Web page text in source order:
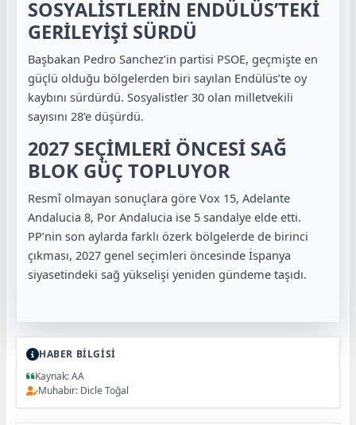
SOSYALİSTLERİN ENDÜLÜS’TEKİ
GERİLEYİŞİ SÜRDÜ
Başbakan Pedro Sanchez’in partisi PSOE, geçmişte en
güçlü olduğu bölgelerden biri sayılan Endülüs’te oy
kaybını sürdürdü. Sosyalistler 30 olan milletvekili
sayısını 28’e düşürdü.
2027 SEÇİMLERİ ÖNCESİ SAĞ
BLOK GÜÇ TOPLUYOR
Resmî olmayan sonuçlara göre Vox 15, Adelante
Andalucia 8, Por Andalucia ise 5 sandalye elde etti.
PP’nin son aylarda farklı özerk bölgelerde de birinci
çıkması, 2027 genel seçimleri öncesinde İspanya
siyasetindeki sağ yükselişi yeniden gündeme taşıdı.
HABER BİLGİSİ
Kaynak: AA
Muhabir: Dicle Toğal